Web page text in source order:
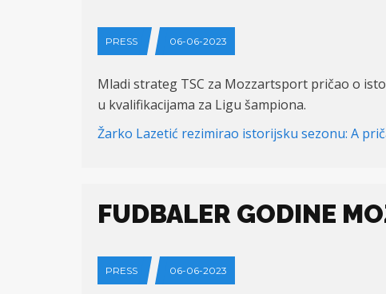
PRESS 06-06-2023
Mladi strateg TSC za Mozzartsport pričao o
u kvalifikacijama za Ligu šampiona.
Žarko Lazetić rezimirao istorijsku sezonu: A
FUDBALER GODINE
PRESS 06-06-2023